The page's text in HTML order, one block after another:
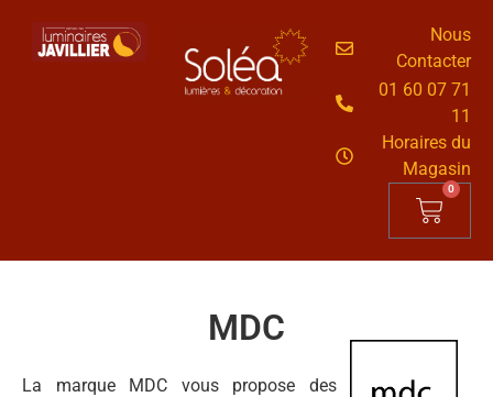
Nous
Contacter
01 60 07 71
11
Horaires du
Magasin
0
MDC
La marque MDC vous propose des